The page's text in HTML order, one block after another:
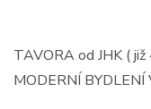
TAVORA od JHK (
MODERNÍ